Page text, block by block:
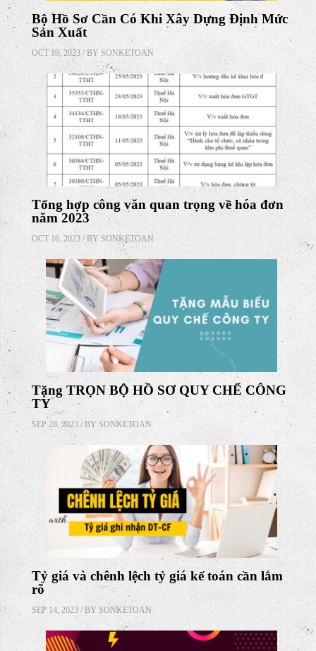
Chi phí sửa văn phòng khấu hao hay phân
MAY 14, 2024 / BY SONKETOAN
Bộ Hồ Sơ Cần Có Khi Xây Dựng Định Mức
Sản Xuất
OCT 19, 2023 / BYSONKETOAN
Tổng hợp công văn quan trọng về hóa đơn
OCT 16, 2023 / BYSONKETOAN
Tặng TRỌN BỘ HỒ SƠ QUY CHẾ CÔNG
TY